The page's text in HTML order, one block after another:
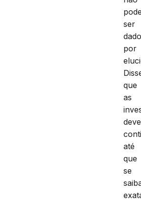
ser
por
que
as
até
que
se